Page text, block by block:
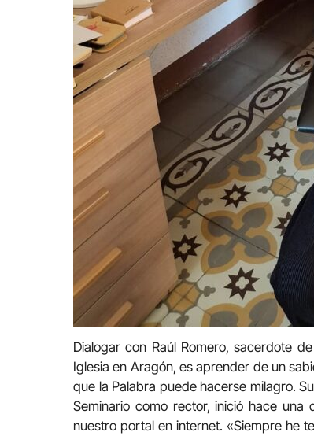
Dialogar con Raúl Romero, sacerdote
Iglesia en Aragón, es aprender de un
que la Palabra puede hacerse milagro.
Seminario como rector, inició hace
nuestro portal en internet. «Siempre he